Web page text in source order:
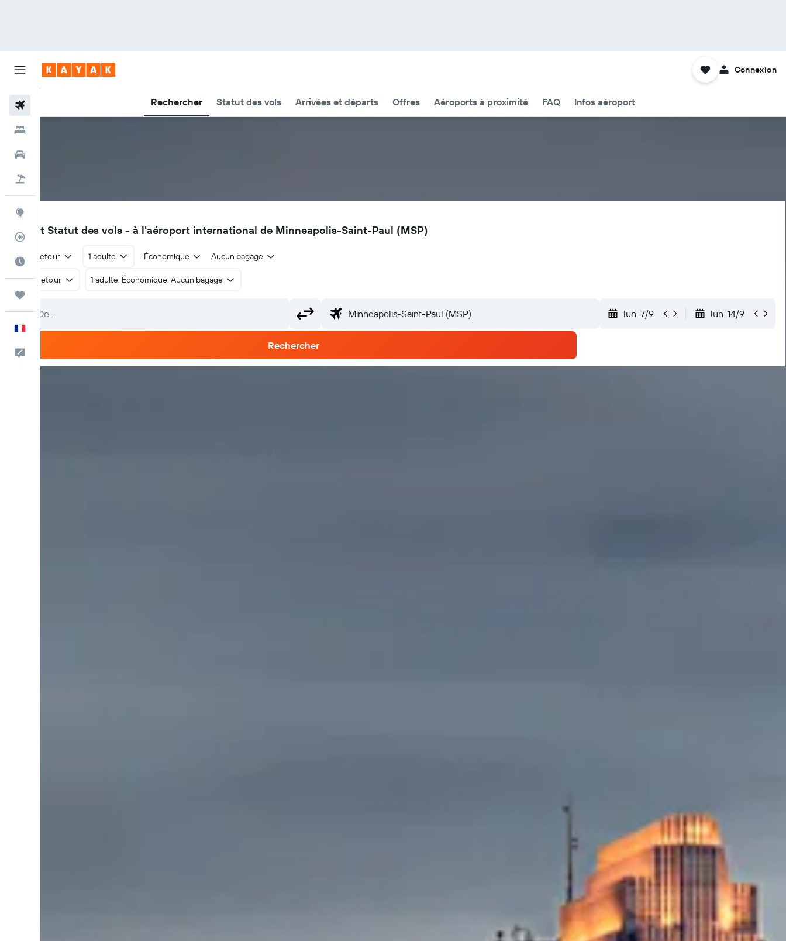
Rechercher Statut des vols Arrivées et départs Offres Aéroports à proximité FAQ Infos aéroport
Connexion
Suivi des vols
Meilleur moment pour voyager
MSP
Vols et Statut des vols - à l'aéroport international de Minneapolis-Saint-Paul (MSP)
Aller-retour 1 adulte Économique Aucun bagage
Aller-retour 1 adulte, Économique, Aucun bagage
lun. 7/9 lun. 14/9
Rechercher